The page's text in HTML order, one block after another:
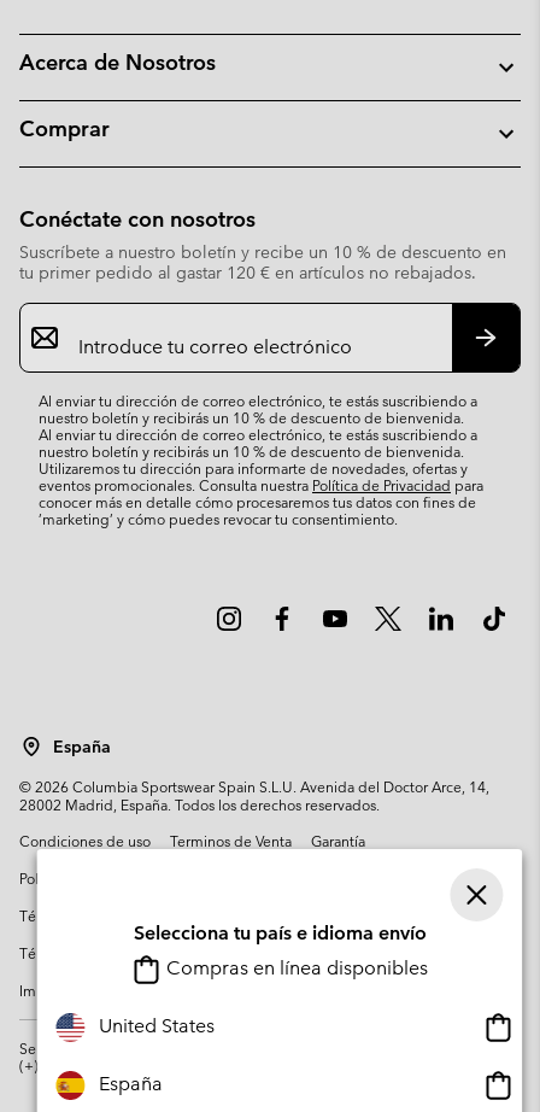
Acerca de Nosotros
Comprar
Conéctate con nosotros
Suscríbete a nuestro boletín y recibe un 10 % de descuento en
tu primer pedido al gastar 120 € en artículos no rebajados.
Suscripción
de
correo
Al enviar tu dirección de correo electrónico, te estás suscribiendo a
nuestro boletín y recibirás un 10 % de descuento de bienvenida.
Al enviar tu dirección de correo electrónico, te estás suscribiendo a
nuestro boletín y recibirás un 10 % de descuento de bienvenida.
Utilizaremos tu dirección para informarte de novedades, ofertas y
eventos promocionales. Consulta nuestra Política de Privacidad para
conocer más en detalle cómo procesaremos tus datos con fines de
’marketing’ y cómo puedes revocar tu consentimiento.
España
© 2026Columbia Sportswear Spain S.L.U. Avenida del Doctor Arce, 14,
28002 Madrid, España. Todos los derechos reservados.
Condiciones de uso
Terminos de Venta
Garantía
Política de Privacidad
Términos y condiciones del programa de miembros
Términos De Uso Del Contenido Generado Por Los Usuarios
Impressum
Cookies
Servicio al cliente: Lu. - Vi. de 9:00 a 13:00 y de 14:00 a 18:00
(+)34919015933
Selecciona tu país e idioma envío
Compras en línea disponibles
United States
en
línea
España
en